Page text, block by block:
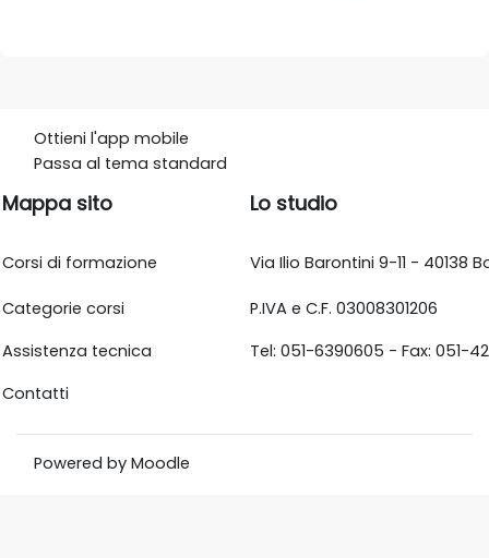
Ottieni l'app mobile
Passa al tema standard
Mappa sito Lo studio
Corsi di formazione Via Ilio Barontini 9-11 - 40138
Categorie corsi
P.IVA e C.F. 03008301206
Assistenza tecnica
Tel: 051-6390605 - Fax: 051-
Contatti
Powered by Moodle